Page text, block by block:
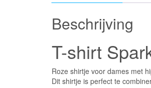
Beschrijving
T-shirt
Roze shirtje voor dames met
Dit shirtje is perfect te